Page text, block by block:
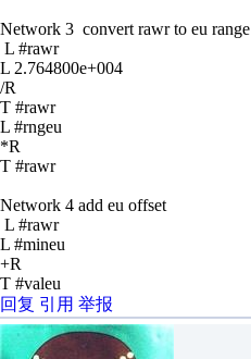
Network 3 convert rawr to eu range
L #rawr
L 2.764800e+004
/R
T #rawr
L #rngeu
*R
T #rawr
Network 4 add eu offset
L #rawr
L #mineu
+R
T #valeu
回复 引用 举报